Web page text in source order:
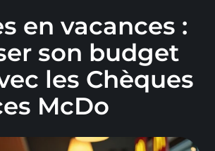
en vacances :
son budget
les Chèques
McDo